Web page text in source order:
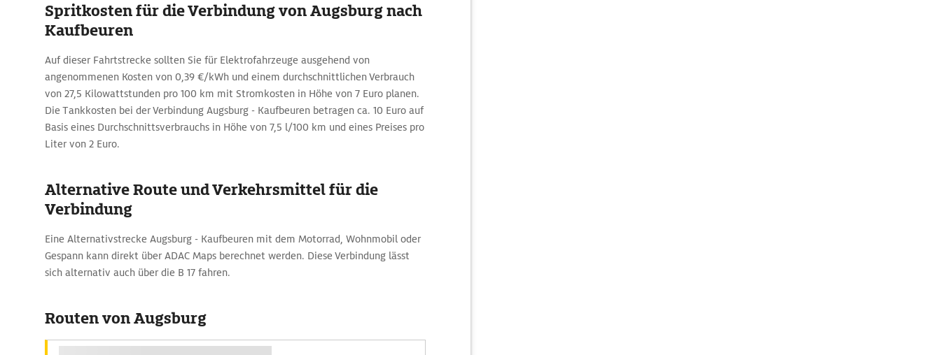
Spritkosten für die Verbindung von Augsburg nach
Kaufbeuren
Auf dieser Fahrtstrecke sollten Sie für Elektrofahrzeuge ausgehend von
angenommenen Kosten von 0,39 €/kWh und einem durchschnittlichen Verbrauch
von 27,5 Kilowattstunden pro 100 km mit Stromkosten in Höhe von 7 Euro planen.
Die Tankkosten bei der Verbindung Augsburg - Kaufbeuren betragen ca. 10 Euro auf
Basis eines Durchschnittsverbrauchs in Höhe von 7,5 l/100 km und eines Preises pro
Liter von 2 Euro.
Alternative Route und Verkehrsmittel für die
Verbindung
Eine Alternativstrecke Augsburg - Kaufbeuren mit dem Motorrad, Wohnmobil oder
Gespann kann direkt über ADAC Maps berechnet werden. Diese Verbindung lässt
sich alternativ auch über die B 17 fahren.
Routen von Augsburg